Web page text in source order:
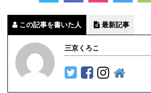
この記事を書いた人 最新記事
三京くろこ